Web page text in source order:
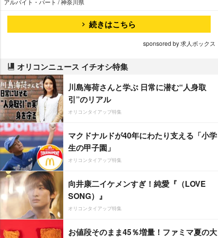
アルバイト・パート / 神奈川県
続きはこちら
sponsored by 求人ボックス
オリコンニュース イチオシ特集
川島海荷さんと学ぶ 日常に潜む“人身取
引”のリアル
オリコンタイアップ特集
マクドナルドが40年にわたり支える「小学
生の甲子園」
オリコンタイアップ特集
向井康二イケメンすぎ！純愛『（LOVE
SONG）』
オリコンタイアップ特集
お値段そのまま45％増量！ファミマ夏の大